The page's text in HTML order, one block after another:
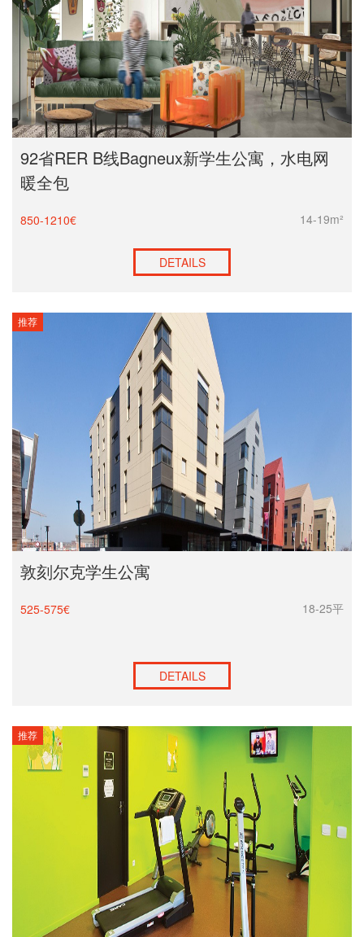
92省RER B线Bagneux新学生公寓，水电网
暖全包
850-1210€ 14-19m²
DETAILS
推荐
敦刻尔克学生公寓
525-575€ 18-25平
DETAILS
推荐